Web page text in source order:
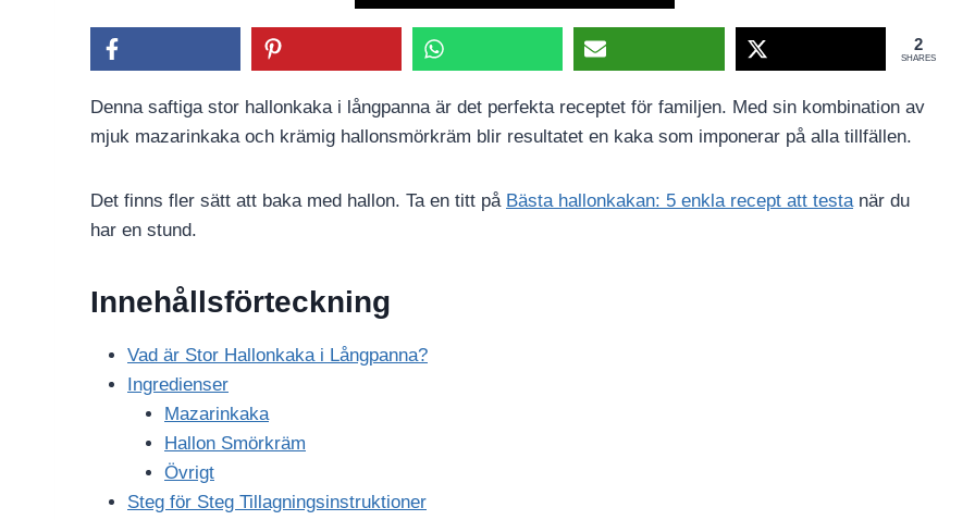
2
SHARES
Denna saftiga stor hallonkaka i långpanna är det perfekta receptet för familjen. Med sin kombination av
mjuk mazarinkaka och krämig hallonsmörkräm blir resultatet en kaka som imponerar på alla tillfällen.
Det finns fler sätt att baka med hallon. Ta en titt på Bästa hallonkakan: 5 enkla recept att testanär du
har en stund.
Innehållsförteckning
Vad är Stor Hallonkaka i Långpanna?
Ingredienser
Mazarinkaka
Hallon Smörkräm
Övrigt
Steg för Steg Tillagningsinstruktioner